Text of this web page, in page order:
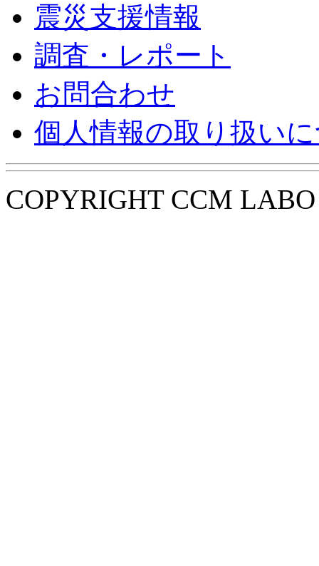
震災支援情報
調査・レポート
お問合わせ
個人情報の取り扱い
COPYRIGHT CCM